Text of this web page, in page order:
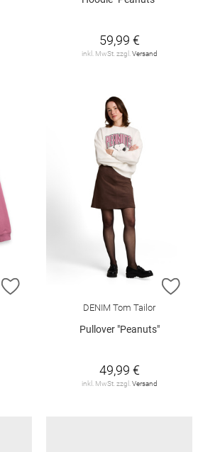
59,99 €
inkl. MwSt. zzgl. Versand
ZUR WUNSCHLISTE HINZUFÜGEN
DENIM Tom Tailor
Pullover "Peanuts"
49,99 €
inkl. MwSt. zzgl. Versand